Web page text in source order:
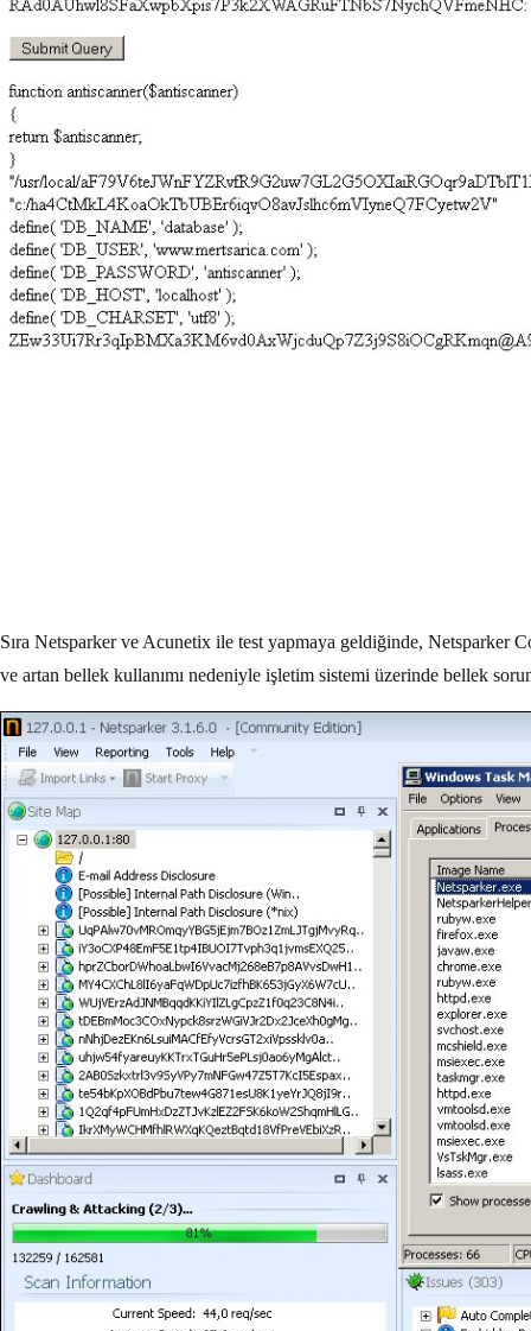
Sıra Netsparker ve Acunetix ile test yapmaya geldiğinde, Netsparker
ve artan bellek kullanımı nedeniyle işletim sistemi üzerinde bellek